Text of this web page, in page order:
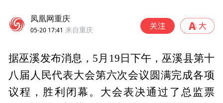
凤凰网重庆
05-20 17:41 来自重庆
据巫溪发布消息，5月19日下午，巫溪县第十
八届人民代表大会第六次会议圆满完成各项
议程，胜利闭幕。大会表决通过了总监票